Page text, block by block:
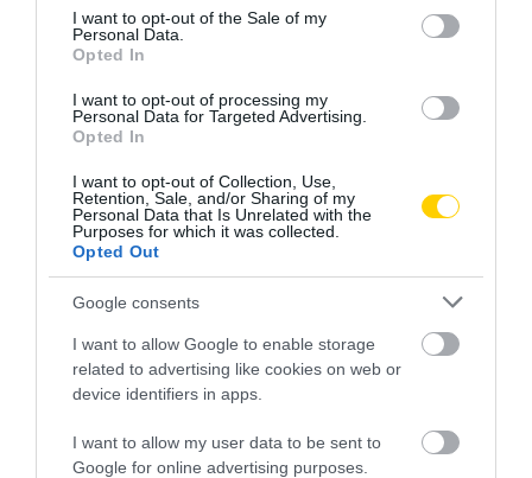
consent section.
I want to opt-out of the Sale of my
Personal Data.
Opted In
I want to opt-out of processing my
Personal Data for Targeted Advertising.
Opted In
I want to opt-out of Collection, Use,
Retention, Sale, and/or Sharing of my
Personal Data that Is Unrelated with the
Purposes for which it was collected.
Opted Out
Google consents
I want to allow Google to enable storage
related to advertising like cookies on web or
device identifiers in apps.
I want to allow my user data to be sent to
Google for online advertising purposes.